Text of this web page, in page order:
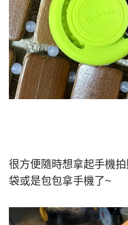
很方便隨時想拿起手機
袋或是包包拿手機了~